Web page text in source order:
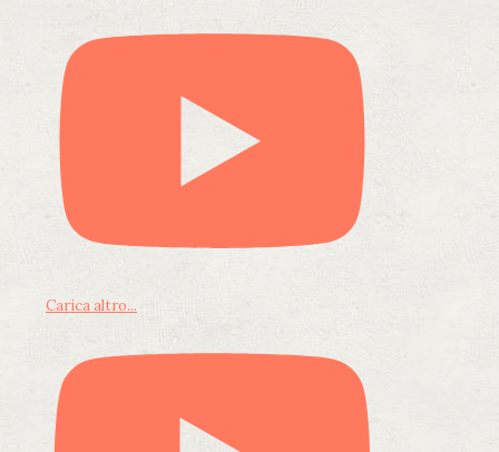
Carica altro...